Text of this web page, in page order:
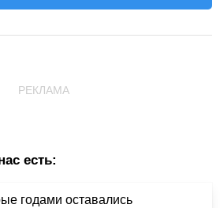
РЕКЛАМА
есть:
годами оставались